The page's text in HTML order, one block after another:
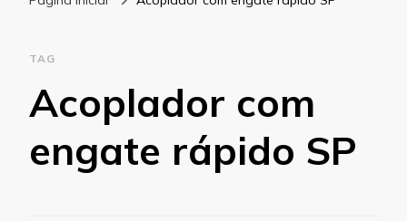
TAG
Acoplador com
engate rápido SP